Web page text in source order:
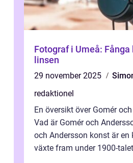
Fotograf i Umeå:
linsen
29 november 2025
redaktionel
En översikt över Gomér
Vad är Gomér och
och Andersson konst är
växte fram under 1900-